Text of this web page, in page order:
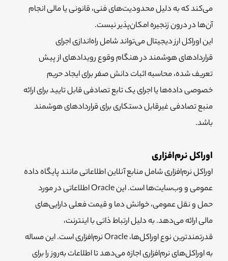
می‌کند که به دلیل محدودیت‌های فنی، قانونی یا مالی انجام
آن‌ها در درون زنجیره امکان‌پذیر نیست.
این اوراکل ارز دیجیتال می‌تواند شامل راه‌اندازی اجرای
قراردادهای هوشمند در هنگام وقوع رویدادهای از پیش
تعریف شده، محاسبه اثبات دانش صفر برای ایجاد حریم
خصوصی داده‌ها یا اجرای یک تابع تصادفی قابل تایید برای ارائه
منبع تصادفی غیرقابل دستکاری برای قراردادهای هوشمند
باشد.
اوراکل نرم‌افزاری
اوراکل نرم‌افزاری شامل منابع آنلاین اطلاعاتی مانند پایگاه داده
عمومی و وب‌سایت‌ها است. این Oracle اطلاعاتی در مورد
حمل و نقل عمومی، خوانش دما و قیمت فعلی دارایی‌های
مالی ارائه می‌دهد. به دلیل ارتباط ذاتی با اینترنت،
قدرتمندترین نوع اوراکل‌ها، Oracle نرم‌افزاری است. این مساله
به اوراکل‌های نرم‌افزاری اجازه می‌دهد تا اطلاعات به‌روز را برای